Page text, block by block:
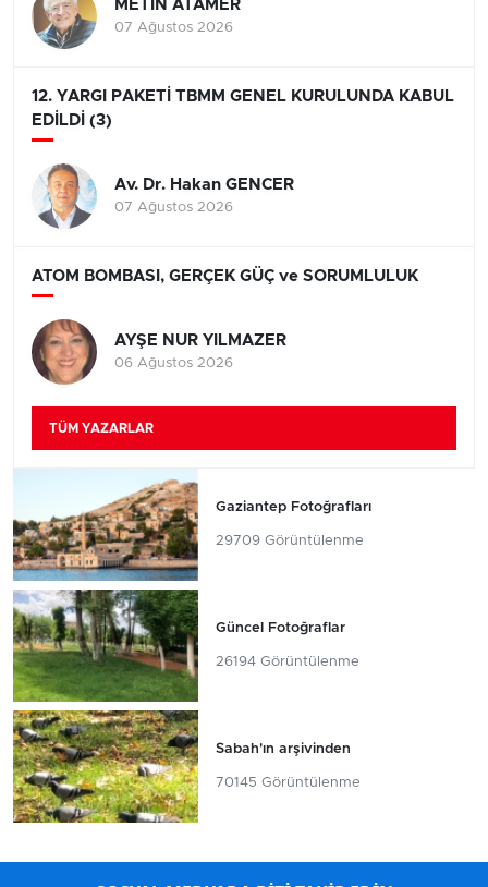
METİN ATAMER
07 Ağustos 2026
12. YARGI PAKETİ TBMM GENEL KURULUNDA KABUL
EDİLDİ (3)
Av. Dr. Hakan GENCER
07 Ağustos 2026
ATOM BOMBASI, GERÇEK GÜÇ ve SORUMLULUK
AYŞE NUR YILMAZER
06 Ağustos 2026
TÜM YAZARLAR
Gaziantep Fotoğrafları
29709 Görüntülenme
Güncel Fotoğraflar
26194 Görüntülenme
Sabah'ın arşivinden
70145 Görüntülenme